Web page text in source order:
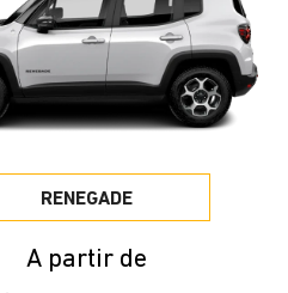
RENEGADE
A partir de